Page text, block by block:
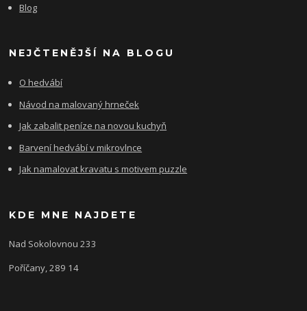
Blog
NEJČTENĚJŠÍ NA BLOGU
O hedvábí
Návod na malovaný hrneček
Jak zabalit peníze na novou kuchyň
Barvení hedvábí v mikrovlnce
Jak namalovat kravatu s motivem puzzle
KDE MNE NAJDETE
Nad Sokolovnou 233
Poříčany, 289 14